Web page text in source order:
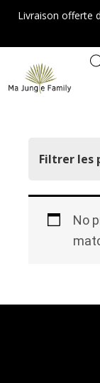
Aller
contenu
Livraison offerte
Filtrer les
No